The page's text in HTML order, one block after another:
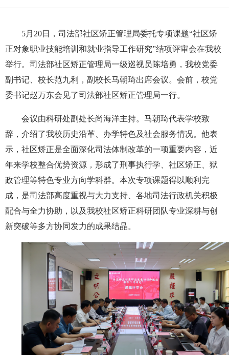
5月20日，司法部社区矫正管理局委托专项课题“社区矫
正对象职业技能培训和就业指导工作研究”结项评审会在我校
举行。司法部社区矫正管理局一级巡视员陈培勇， 我校党委
副书记、校长范九利，副校长马朝琦出席会议。会前，校党
委书记赵万东会见了司法部社区矫正管理局一行。
会议由科研处副处长尚海洋主持。马朝琦代表学校致
辞，介绍了我校历史沿革、办学特色及社会服务情况。他表
示，社区矫正是全面深化司法体制改革的一项重要内容，近
年来学校整合优势资源，形成了刑事执行学、社区矫正、狱
政管理等特色专业方向学科群。本次专项课题得以顺利完
成，是司法部高度重视与大力支持、各地司法行政机关积极
配合与全力协助，以及我校社区矫正科研团队专业深耕与创
新突破等多方协同发力的成果结晶。